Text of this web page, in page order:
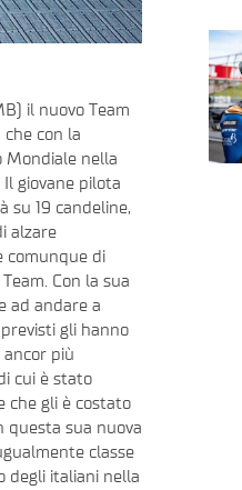
il nuovo Team
che con la
Mondiale nella
giovane pilota
su 19 candeline,
alzare
comunque di
Con la sua
ad andare a
gli hanno
più
cui è stato
che gli è costato
questa sua nuova
classe
degli italiani nella